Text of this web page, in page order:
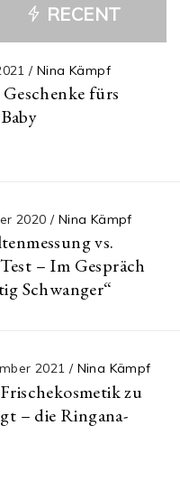
RECENT
/ Nina Kämpf
fürs
2020 / Nina Kämpf
vs.
– Im Gespräch
Schwanger“
2021 / Nina Kämpf
zu
– die Ringana-